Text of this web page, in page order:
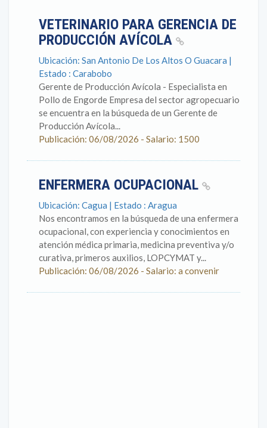
VETERINARIO PARA GERENCIA DE
PRODUCCIÓN AVÍCOLA
Ubicación: San Antonio De Los Altos O Guacara |
Estado : Carabobo
Gerente de Producción Avícola - Especialista en
Pollo de Engorde Empresa del sector agropecuario
se encuentra en la búsqueda de un Gerente de
Producción Avícola...
Publicación: 06/08/2026 - Salario: 1500
ENFERMERA OCUPACIONAL
Ubicación: Cagua | Estado : Aragua
Nos encontramos en la búsqueda de una enfermera
ocupacional, con experiencia y conocimientos en
atención médica primaria, medicina preventiva y/o
curativa, primeros auxilios, LOPCYMAT y...
Publicación: 06/08/2026 - Salario: a convenir